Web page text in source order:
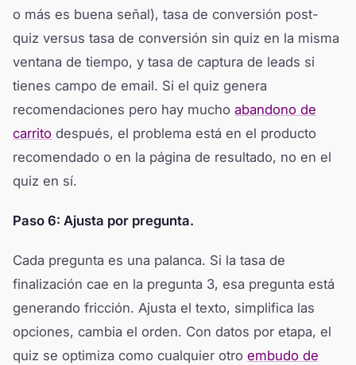
o más es buena señal), tasa de conversión post-
quiz versus tasa de conversión sin quiz en la misma
ventana de tiempo, y tasa de captura de leads si
tienes campo de email. Si el quiz genera
recomendaciones pero hay mucho abandono de
carrito después, el problema está en el producto
recomendado o en la página de resultado, no en el
quiz en sí.
Paso 6: Ajusta por pregunta.
Cada pregunta es una palanca. Si la tasa de
finalización cae en la pregunta 3, esa pregunta está
generando fricción. Ajusta el texto, simplifica las
opciones, cambia el orden. Con datos por etapa, el
quiz se optimiza como cualquier otro embudo de